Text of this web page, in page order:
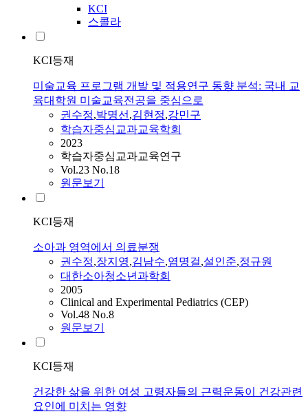
KCI
스콜라
KCI등재
미술교육 프로그램 개발 및 적용연구 동향 분석: 국내 교
육대학원 미술교육전공을 중심으로
권수정,박명선,김현정,강민구
학습자중심교과교육학회
2023
학습자중심교과교육연구
Vol.23 No.18
원문보기
KCI등재
소아과 영역에서 의료분쟁
권수정,장지영,김남수,염명걸,설인준,정규원
대한소아청소년과학회
2005
Clinical and Experimental Pediatrics (CEP)
Vol.48 No.8
원문보기
KCI등재
건강한 삶을 위한 여성 고령자들의 근력운동이 건강관련
요인에 미치는 영향